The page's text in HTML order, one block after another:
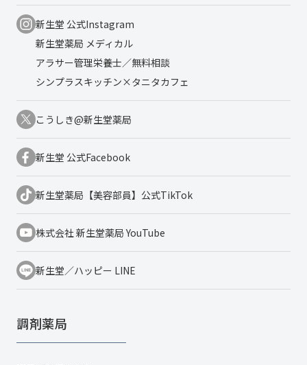
新生堂 公式Instagram
新生堂薬局 メディカル
アラサー管理栄養士／無料相談
シンプラスキッチン×タニタカフェ
こうしき@新生堂薬局
新生堂 公式Facebook
新生堂薬局【美容部員】公式TikTok
株式会社 新生堂薬局 YouTube
新生堂／ハッピー LINE
調剤薬局